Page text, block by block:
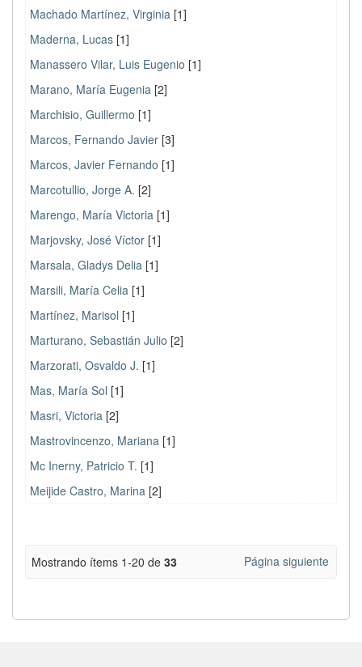
Machado Martínez, Virginia [1]
Maderna, Lucas [1]
Manassero Vilar, Luis Eugenio [1]
Marano, María Eugenia [2]
Marchisio, Guillermo [1]
Marcos, Fernando Javier [3]
Marcos, Javier Fernando [1]
Marcotullio, Jorge A. [2]
Marengo, María Victoria [1]
Marjovsky, José Víctor [1]
Marsala, Gladys Delia [1]
Marsili, María Celia [1]
Martínez, Marisol [1]
Marturano, Sebastián Julio [2]
Marzorati, Osvaldo J. [1]
Mas, María Sol [1]
Masri, Victoria [2]
Mastrovincenzo, Mariana [1]
Mc Inerny, Patricio T. [1]
Meijide Castro, Marina [2]
Mostrando ítems 1-20 de 33 Página siguiente